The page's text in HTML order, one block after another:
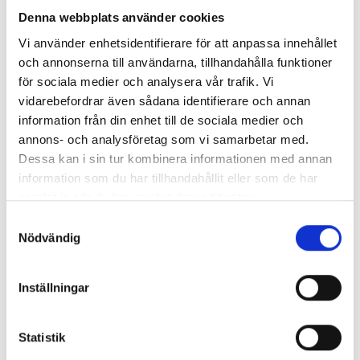
Denna webbplats använder cookies
Vi använder enhetsidentifierare för att anpassa innehållet
och annonserna till användarna, tillhandahålla funktioner
för sociala medier och analysera vår trafik. Vi
vidarebefordrar även sådana identifierare och annan
information från din enhet till de sociala medier och
annons- och analysföretag som vi samarbetar med.
Dessa kan i sin tur kombinera informationen med annan
information som du har tillhandahållit eller som de har
samlat in när du har använt deras tjänster.
Nödvändig
Inställningar
Statistik